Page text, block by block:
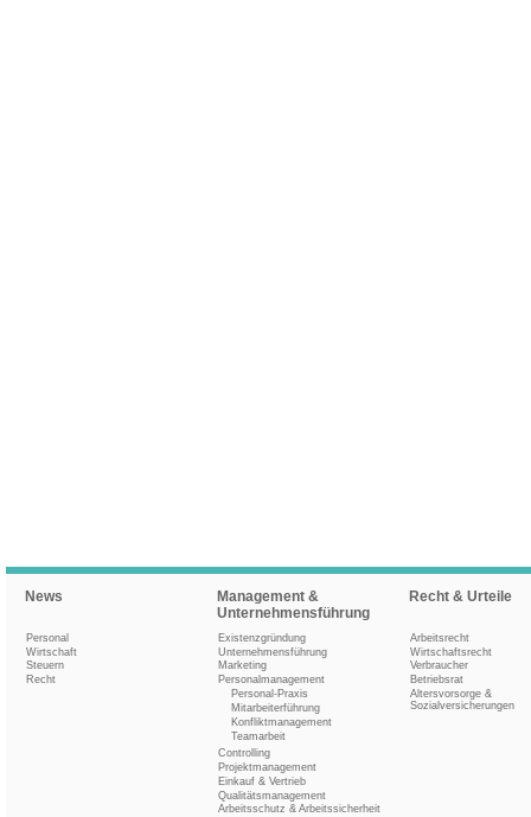
News
Personal
Wirtschaft
Steuern
Recht
Management &
Unternehmensführung
Existenzgründung
Unternehmensführung
Marketing
Personalmanagement
Personal-Praxis
Mitarbeiterführung
Konfliktmanagement
Teamarbeit
Controlling
Projektmanagement
Einkauf & Vertrieb
Qualitätsmanagement
Arbeitsschutz & Arbeitssicherheit
Recht & Urteile
Arbeitsrecht
Wirtschaftsrecht
Verbraucher
Betriebsrat
Altersvorsorge &
Sozialversicherungen